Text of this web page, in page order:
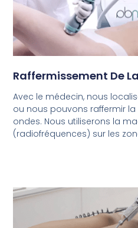
Raffermissement De
Avec le médecin, nous
ou nous pouvons raffermir
ondes. Nous utiliserons la
(radiofréquences) sur les